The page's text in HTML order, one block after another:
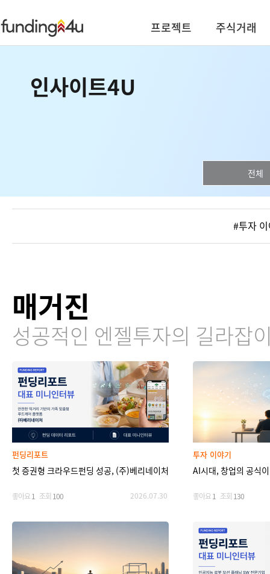
프로젝트 주식거래
인사이트4U
전체
#투자
매거진
성공적인 엔젤투자의 길라잡
펀딩리포트
첫 증권형 크라우드펀딩 성공, (주)베리네이처
좋아요1 조회 100 2026.07.30
투자 이야기
AI시대, 창업의 공식
좋아요1 조회 130